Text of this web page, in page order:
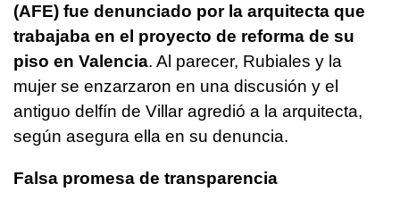
(AFE) fue denunciado por la arquitecta que
trabajaba en el proyecto de reforma de su
piso en Valencia. Al parecer, Rubiales y la
mujer se enzarzaron en una discusión y el
antiguo delfín de Villar agredió a la arquitecta,
según asegura ella en su denuncia.
Falsa promesa de transparencia